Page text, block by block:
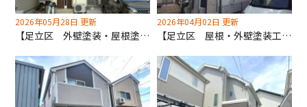
2026年05月28日 更新
【足立区 外壁塗装・屋根塗装工事】フッ素REVO1000(-IR)で落ち着いた雰囲気に！飯田産業の塗り替えなら深井塗装へ！
2026年04月02日 更新
【足立区 屋根・外壁塗装工事】10年15年点検は飯田産業の実績が多い深井塗装へ！